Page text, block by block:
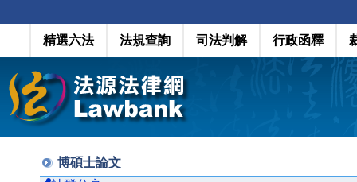
精選六法 法規查詢 司法判解 行政函釋
博碩士論文